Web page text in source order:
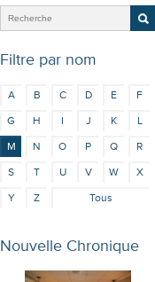
Filtre par nom
A B C D E
F
G
H I J K
L
M
N O P Q
R
S
T U V W
X
Y
Z Tous
Nouvelle Chronique